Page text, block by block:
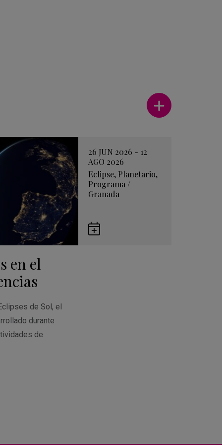
Ver más
26 JUN 2026 - 12
AGO 2026
Eclipse, Planetario,
Programa /
Granada
en el
de Sol, el
durante
de